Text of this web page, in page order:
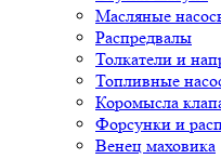
Масляные
Распредвалы
Толкатели и
Топливные
Коромысла
Форсунки и
Венец маховика